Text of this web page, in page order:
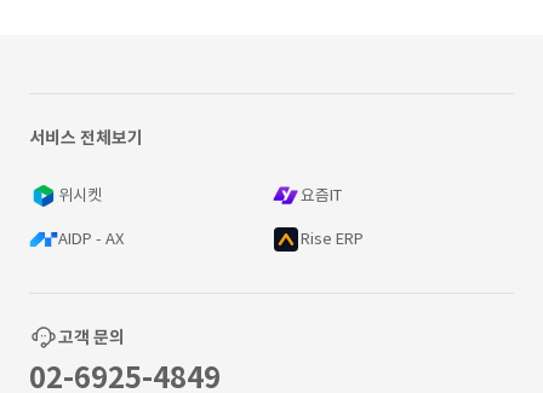
서비스 전체보기
위시켓 요즘IT
AIDP - AX Rise ERP
고객 문의
02-6925-4849